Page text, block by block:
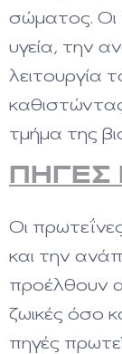
σώματος. Οι
υγεία, την
λειτουργία
τμήμα της
ΠΗΓΕΣ
Οι πρωτεΐνες
και την
προέλθουν
ζωικές όσο
πηγές